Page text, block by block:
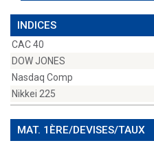
INDICES
CAC 40
DOW JONES
Nasdaq Comp
Nikkei 225
MAT. 1ÈRE/DEVISES/TAUX